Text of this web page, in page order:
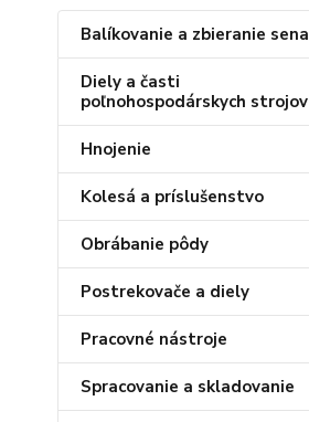
Balíkovanie a zbieranie sena
Diely a časti
poľnohospodárskych strojov
Hnojenie
Kolesá a príslušenstvo
Obrábanie pôdy
Postrekovače a diely
Pracovné nástroje
Spracovanie a skladovanie